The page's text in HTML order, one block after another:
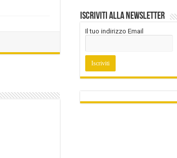
Iscriviti alla Newsletter
Il tuo indirizzo Email